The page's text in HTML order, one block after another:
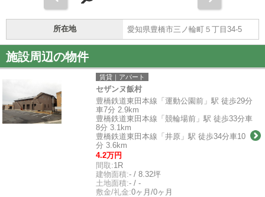
所在地 愛知県豊橋市三ノ輪町５丁目34-5
施設周辺の物件
賃貸｜アパート
セザンヌ飯村
豊橋鉄道東田本線「運動公園前」駅 徒歩29分
車7分 2.9km
豊橋鉄道東田本線「競輪場前」駅 徒歩33分車
8分 3.1km
豊橋鉄道東田本線「井原」駅 徒歩34分車10
分 3.6km
4.2万円
間取:1R
建物面積:- / 8.32坪
土地面積:- / -
敷金/礼金:0ヶ月/0ヶ月